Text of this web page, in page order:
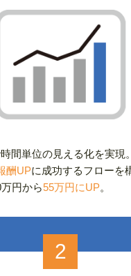
間単位の見える化を実現
酬UPに成功するフローを
円から55万円にUP。
2